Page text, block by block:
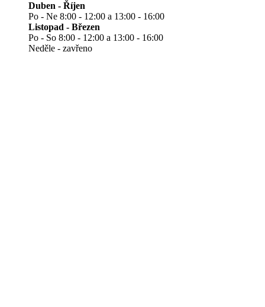
Duben - Říjen
Po - Ne 8:00 - 12:00 a 13:00 - 16:00
Listopad - Březen
Po - So 8:00 - 12:00 a 13:00 - 16:00
Neděle - zavřeno